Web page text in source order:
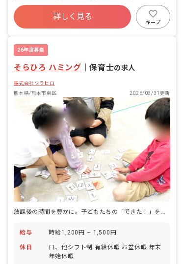
昇給昇進あり
車通勤可 交通費支給
詳しく見る
キープ
26年度募集
そらひろ ハミング ｜保育士の求人
株式会社ソラヒロ
熊本県/熊本市東区
2026/03/31更新
放課後の時間を豊かに。子どもたちの「できた！」を一緒に喜びませんか？
給与 時給1,200円 ~ 1,500円
休日
日、他シフト制 有給休暇 お盆休暇 年末
年始休暇